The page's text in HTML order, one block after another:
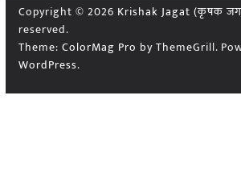
Copyright © 2026 Krishak Jagat (कृषक
reserved.
Theme: ColorMag Pro by ThemeGrill.
WordPress.